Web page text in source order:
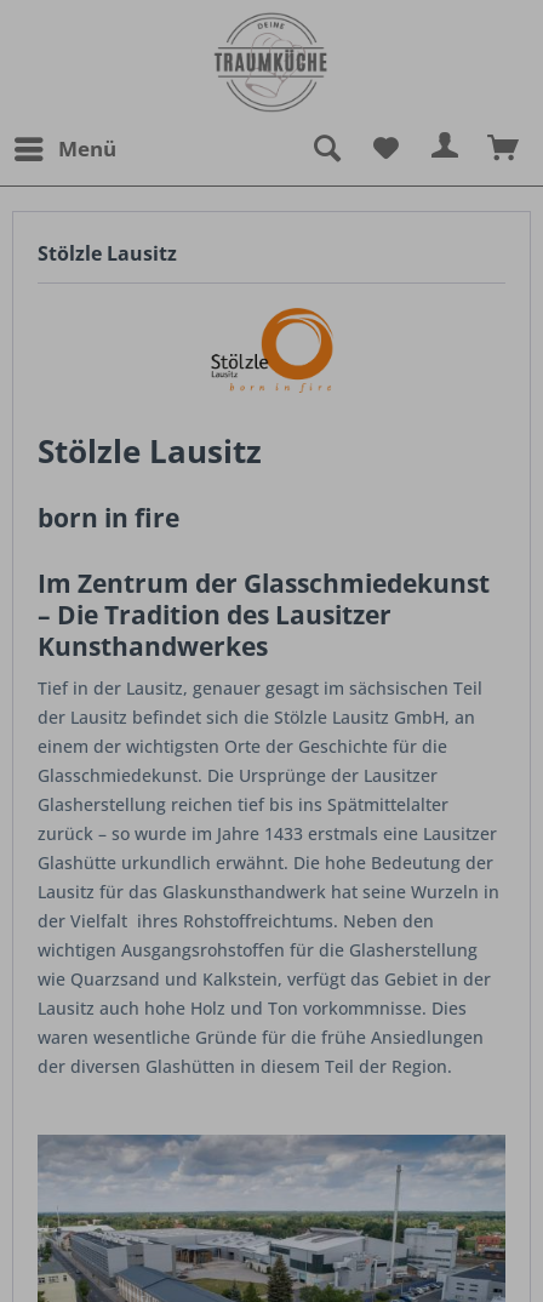
Menü
Stölzle Lausitz
Stölzle Lausitz
born in fire
Im Zentrum der Glasschmiedekunst
– Die Tradition des Lausitzer
Kunsthandwerkes
Tief in der Lausitz, genauer gesagt im sächsischen Teil
der Lausitz befindet sich die Stölzle Lausitz GmbH, an
einem der wichtigsten Orte der Geschichte für die
Glasschmiedekunst. Die Ursprünge der Lausitzer
Glasherstellung reichen tief bis ins Spätmittelalter
zurück – so wurde im Jahre 1433 erstmals eine Lausitzer
Glashütte urkundlich erwähnt. Die hohe Bedeutung der
Lausitz für das Glaskunsthandwerk hat seine Wurzeln in
der Vielfalt ihres Rohstoffreichtums. Neben den
wichtigen Ausgangsrohstoffen für die Glasherstellung
wie Quarzsand und Kalkstein, verfügt das Gebiet in der
Lausitz auch hohe Holz und Ton vorkommnisse. Dies
waren wesentliche Gründe für die frühe Ansiedlungen
der diversen Glashütten in diesem Teil der Region.